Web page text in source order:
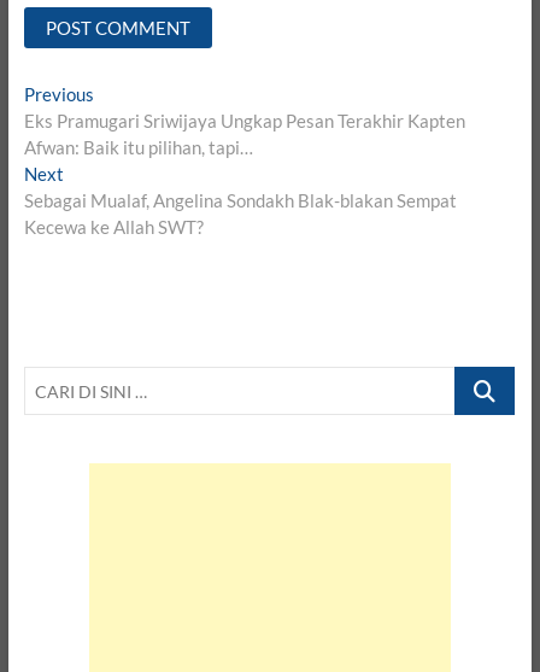
Post
navigation
PreviousPrevious
post:
Eks Pramugari Sriwijaya Ungkap Pesan Terakhir Kapten
Afwan: Baik itu pilihan, tapi…
NextNext
post:
Sebagai Mualaf, Angelina Sondakh Blak-blakan Sempat
Kecewa ke Allah SWT?
CARI